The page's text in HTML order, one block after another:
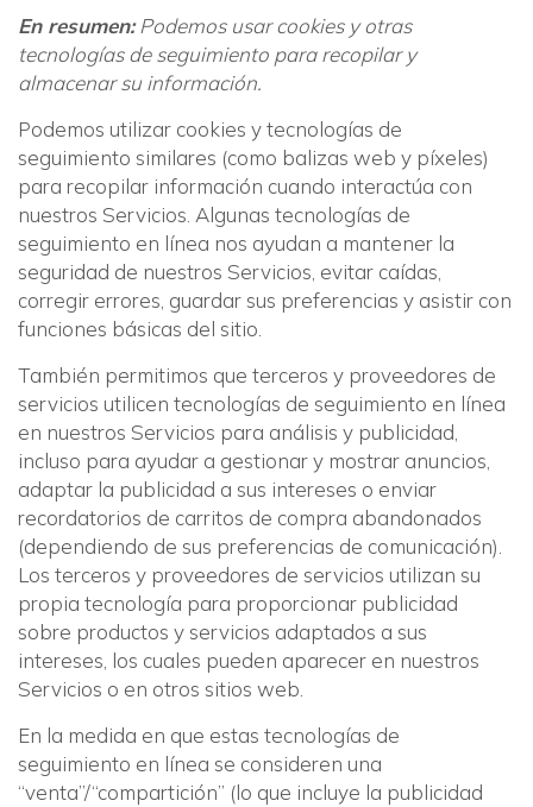
En resumen:Podemos usar cookies y otras
tecnologías de seguimiento para recopilar y
almacenar su información.
Podemos utilizar cookies y tecnologías de
seguimiento similares (como balizas web y píxeles)
para recopilar información cuando interactúa con
nuestros Servicios. Algunas tecnologías de
seguimiento en línea nos ayudan a mantener la
seguridad de nuestros Servicios, evitar caídas,
corregir errores, guardar sus preferencias y asistir con
funciones básicas del sitio.
También permitimos que terceros y proveedores de
servicios utilicen tecnologías de seguimiento en línea
en nuestros Servicios para análisis y publicidad,
incluso para ayudar a gestionar y mostrar anuncios,
adaptar la publicidad a sus intereses o enviar
recordatorios de carritos de compra abandonados
(dependiendo de sus preferencias de comunicación).
Los terceros y proveedores de servicios utilizan su
propia tecnología para proporcionar publicidad
sobre productos y servicios adaptados a sus
intereses, los cuales pueden aparecer en nuestros
Servicios o en otros sitios web.
En la medida en que estas tecnologías de
seguimiento en línea se consideren una
“venta”/“compartición” (lo que incluye la publicidad